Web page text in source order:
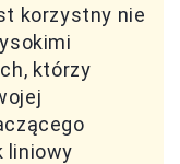
korzystny nie
którzy
liniowy